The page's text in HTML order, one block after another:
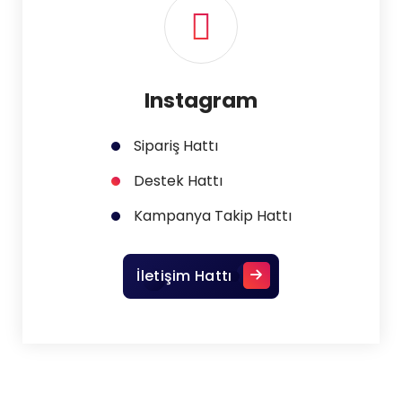
Instagram
Sipariş Hattı
Destek Hattı
Kampanya Takip Hattı
İletişim Hattı